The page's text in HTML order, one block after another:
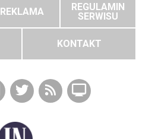
REKLAMA
REGULAMIN
SERWISU
KONTAKT